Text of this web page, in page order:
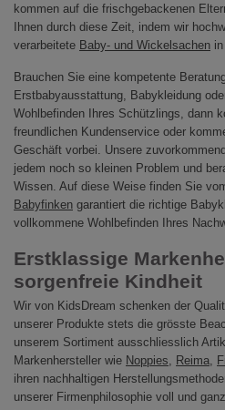
kommen auf die frischgebackenen
Ihnen durch diese Zeit, indem wir
verarbeitete Baby- und Wickelsachen
Brauchen Sie eine kompetente
Erstbabyausstattung, Babykleidung
Wohlbefinden Ihres Schützlings, dann
freundlichen Kundenservice oder
Geschäft vorbei. Unsere
jedem noch so kleinen Problem und
Wissen. Auf diese Weise finden Sie
Babyfinken garantiert die richtige
vollkommene Wohlbefinden Ihres
Erstklassige
sorgenfreie Kindheit
Wir von KidsDream schenken der
unserer Produkte stets die grösste
unserem Sortiment ausschliesslich
Markenhersteller wie Noppies Reima
ihren nachhaltigen
unserer Firmenphilosophie voll und